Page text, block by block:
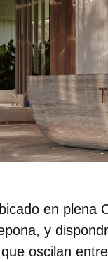
en plena
y
oscilan